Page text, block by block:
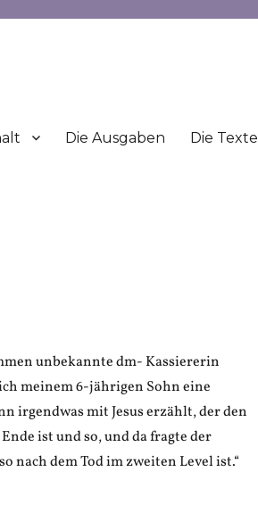
Die Ausgaben Die Texte
unbekannte dm- Kassiererin
meinem 6-jährigen Sohn eine
irgendwas mit Jesus erzählt, der den
ist und so, und da fragte der
nach dem Tod im zweiten Level ist.“